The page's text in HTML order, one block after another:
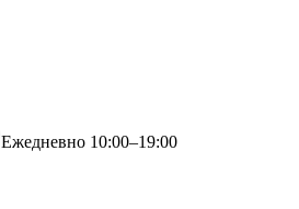
Ежедневно 10:00–19:00